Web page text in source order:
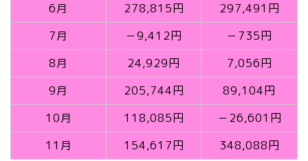
6月
278,815円
297,491円
7月
－9,412円
－735円
8月
24,929円
7,056円
9月
205,744円
89,104円
10月
118,085円
－26,601円
11月
154,617円 348,088円